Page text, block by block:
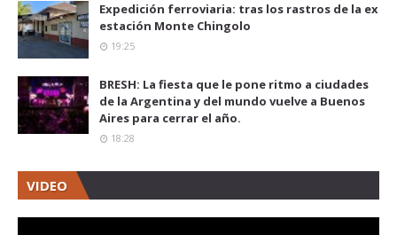
Expedición ferroviaria: tras los rastros de la ex
estación Monte Chingolo
19:25
BRESH: La fiesta que le pone ritmo a ciudades
de la Argentina y del mundo vuelve a Buenos
Aires para cerrar el año.
18:28
VIDEO